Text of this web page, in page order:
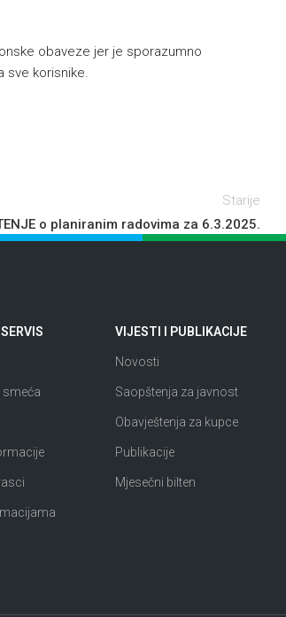
obaveze jer je sporazumno
sve korisnike.
Starije
o planiranim radovima za 6.3.2025.
smeća
VIJESTI I PUBLIKACIJE
Novosti
Saopštenja za javnost
Obavještenja za kupce
Publikacije
Mjesečni bilten